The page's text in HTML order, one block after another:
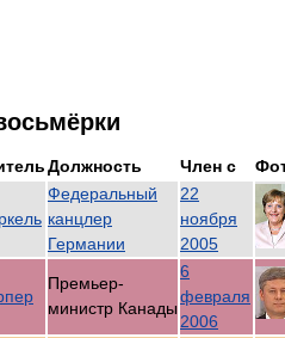
Должность Член с
Федеральный
канцлер
Германии
22
ноября
2005
Премьер-
министр Канады
6
февраля
2006